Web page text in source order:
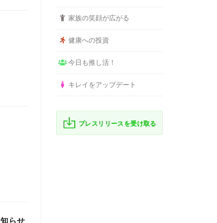
らせ
家族の笑顔が広がる
健康への投資
今日も推し活！
キレイをアップデート
プレスリリースを受け取る